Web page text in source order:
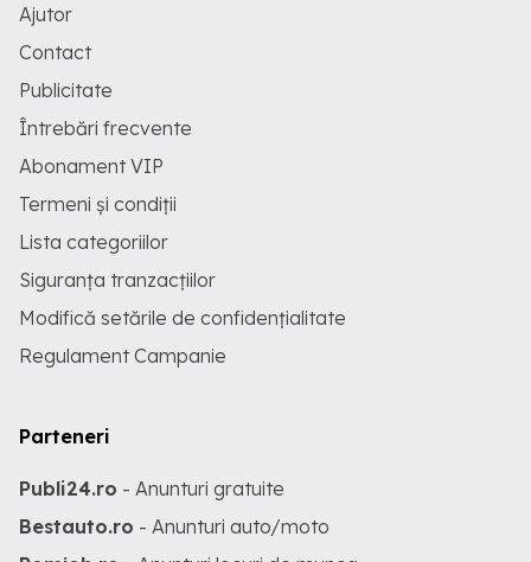
Ajutor
Contact
Publicitate
Întrebări frecvente
Abonament VIP
Termeni și condiții
Lista categoriilor
Siguranța tranzacțiilor
Modifică setările de confidențialitate
Regulament Campanie
Parteneri
Publi24.ro - Anunturi gratuite
Bestauto.ro - Anunturi auto/moto